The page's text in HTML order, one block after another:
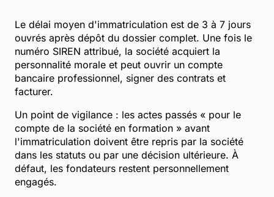
Le délai moyen d'immatriculation est de 3 à 7 jours
ouvrés après dépôt du dossier complet. Une fois le
numéro SIREN attribué, la société acquiert la
personnalité morale et peut ouvrir un compte
bancaire professionnel, signer des contrats et
facturer.
Un point de vigilance : les actes passés « pour le
compte de la société en formation » avant
l'immatriculation doivent être repris par la société
dans les statuts ou par une décision ultérieure. À
défaut, les fondateurs restent personnellement
engagés.